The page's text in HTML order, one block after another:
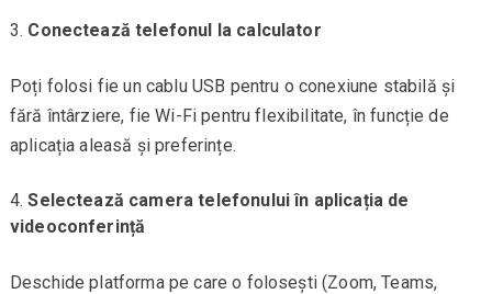
Conectează telefonul la calculator
Poți folosi fie un cablu USB pentru o conexiune stabilă și
fără întârziere, fie Wi-Fi pentru flexibilitate, în funcție de
aplicația aleasă și preferințe.
Selectează camera telefonului în aplicația de
videoconferință
Deschide platforma pe care o folosești (Zoom, Teams,